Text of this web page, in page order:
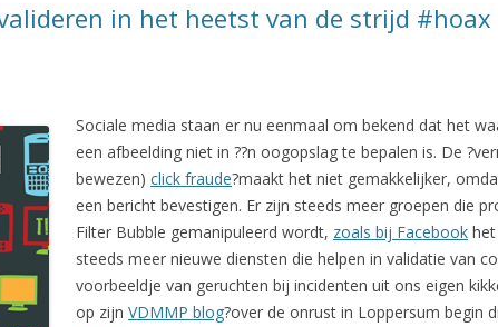
in het heetst van de strijd #hoax
Sociale media staan er nu eenmaal om bekend dat het
een afbeelding niet in ??n oogopslag te bepalen is. De
bewezen) click fraude?maakt het niet gemakkelijker,
een bericht bevestigen. Er zijn steeds meer groepen die
Filter Bubble gemanipuleerd wordt, zoals bij Facebook
steeds meer nieuwe diensten die helpen in validatie van
voorbeeldje van geruchten bij incidenten uit ons eigen
op zijn VDMMP blog?over de onrust in Loppersum begin